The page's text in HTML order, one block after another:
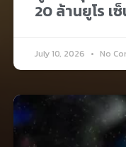
20 ล้านยูโร เ
July 10, 2026 No